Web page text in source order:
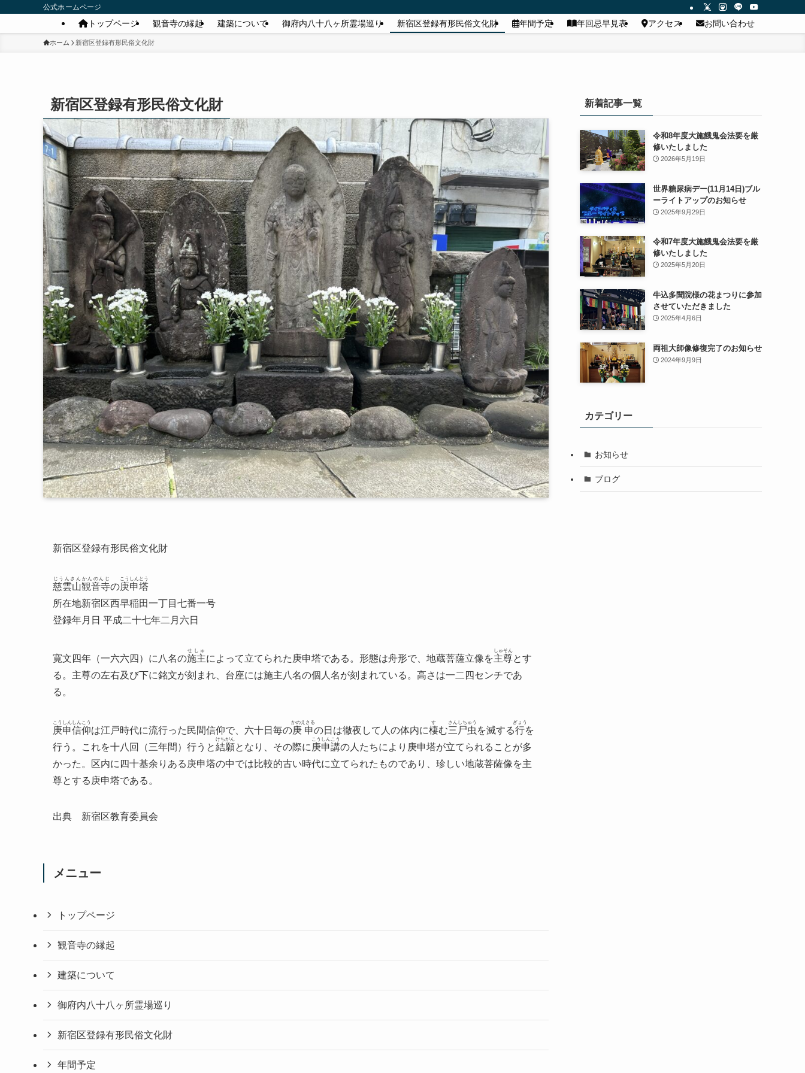
公式ホームページ
トップページ 観音寺の縁起 建築について 御府内八十八ヶ所霊場巡り 新宿区登録有形民俗文化財 年間予定 年回忌早見表 アクセス お問い合わせ
ホーム 新宿区登録有形民俗文化財
新宿区登録有形民俗文化財
新宿区登録有形民俗文化財
慈雲山観音寺
じうんさんかんのんじ
の庚申塔
こうしんとう
所在地新宿区西早稲田一丁目七番一号
登録年月日 平成二十七年二月六日
寛文四年（一六六四）に八名の施主
せしゅ
によって立てられた庚申塔である。形態は舟形で、地蔵菩薩立像を主尊
しゅそん
とす
る。主尊の左右及び下に銘文が刻まれ、台座には施主八名の個人名が刻まれている。高さは一二四センチであ
る。
庚申信仰
こうしんしんこう
は江戸時代に流行った民間信仰で、六十日毎の庚申
かのえさる
の日は徹夜して人の体内に棲
す
む三尸虫
さんしちゅう
を滅する行
ぎょう
を
行う。これを十八回（三年間）行うと結願
けちがん
となり、その際に 庚申講
こうしんこう
の人たちにより庚申塔が立てられることが多
かった。区内に四十基余りある庚申塔の中では比較的古い時代に立てられたものであり、珍しい地蔵菩薩像を主
尊とする庚申塔である。
出典 新宿区教育委員会
メニュー
トップページ
観音寺の縁起
建築について
御府内八十八ヶ所霊場巡り
新宿区登録有形民俗文化財
年間予定
新着記事一覧
令和8年度大施餓鬼会法要を厳
修いたしました
2026年5月19日
世界糖尿病デー(11月14日)ブル
ーライトアップのお知らせ
2025年9月29日
令和7年度大施餓鬼会法要を厳
修いたしました
2025年5月20日
牛込多聞院様の花まつりに参加
させていただきました
2025年4月6日
両祖大師像修復完了のお知らせ
2024年9月9日
カテゴリー
お知らせ
ブログ